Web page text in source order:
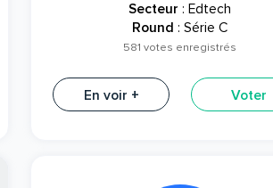
Secteur : Edtech
Round : Série C
581 votes enregistrés
En voir + Voter